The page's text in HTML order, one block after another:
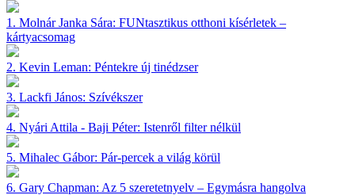
1. Molnár Janka Sára: FUNtasztikus otthoni kísérletek –
kártyacsomag
2. Kevin Leman: Péntekre új tinédzser
3. Lackfi János: Szívékszer
4. Nyári Attila - Baji Péter: Istenről filter nélkül
5. Mihalec Gábor: Pár-percek a világ körül
6. Gary Chapman: Az 5 szeretetnyelv – Egymásra hangolva